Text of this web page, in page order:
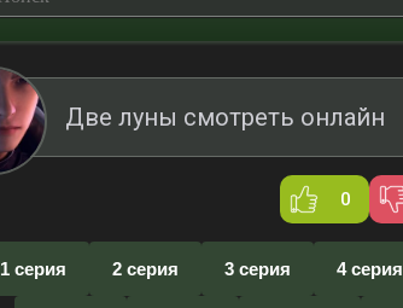
Две луны смотреть онлайн
0
1 серия 2 серия 3 серия 4 серия